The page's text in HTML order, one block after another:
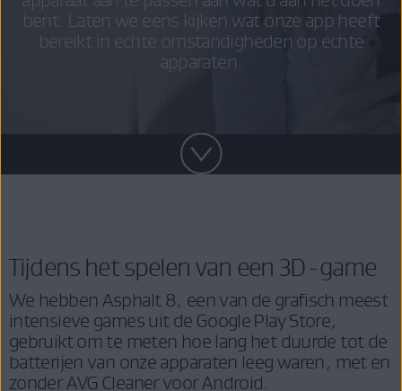
bent. Laten we eens kijken wat onze app heeft
bereikt in echte omstandigheden op echte
apparaten.
Tijdens het spelen van een 3D-game
We hebben Asphalt 8, een van de grafisch meest
intensieve games uit de Google Play Store,
gebruikt om te meten hoe lang het duurde tot de
batterijen van onze apparaten leeg waren, met en
zonder AVG Cleaner voor Android.